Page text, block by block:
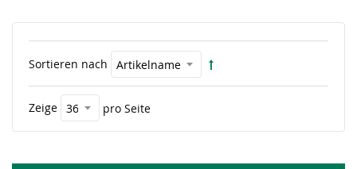
Sortieren nach
Zeige pro Seite